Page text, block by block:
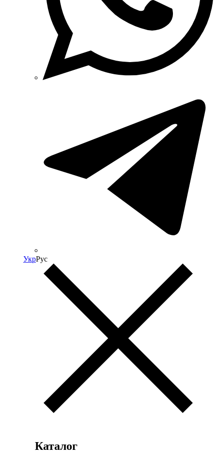
УкрРус
Каталог